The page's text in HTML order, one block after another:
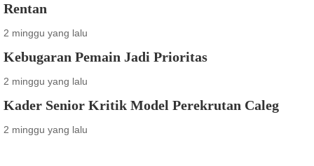
Rentan
2 minggu yang lalu
Kebugaran Pemain Jadi Prioritas
2 minggu yang lalu
Kader Senior Kritik Model Perekrutan Caleg
2 minggu yang lalu